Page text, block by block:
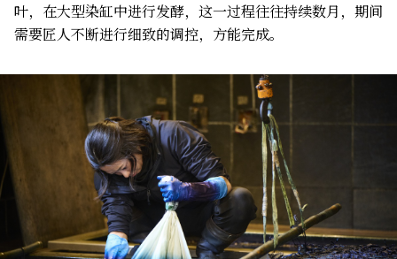
叶，在大型染缸中进行发酵，这一过程往往持续数月，期间
需要匠人不断进行细致的调控，方能完成。